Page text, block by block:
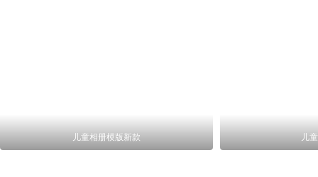
儿童相册模版新款 儿